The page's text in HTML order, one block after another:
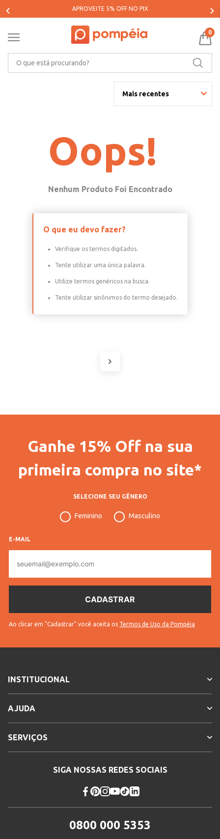
APROVEITE 5% OFF NO PIX
0
Mais recentes
Oops!
O que eu devo fazer?
Verifique os termos digitados.
Tente utilizar uma única palavra.
Utilize termos genéricos na busca.
Tente utilizar sinônimos do termo desejado.
Ganhe 15% Off na sua
primeira compra no site*
SELECIONE SEU GÊNERO
Feminino Masculino
E-MAIL
mail
Ao clicar em "Cadastrar" você aceita os Termos de Uso da Pompéia
INSTITUCIONAL
AJUDA
SERVIÇOS
SIGA NOSSAS REDES SOCIAIS
0800 000 5353